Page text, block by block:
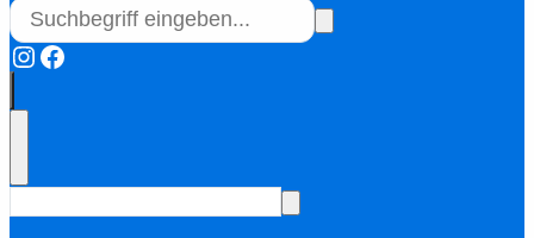
Instagram
Facebook